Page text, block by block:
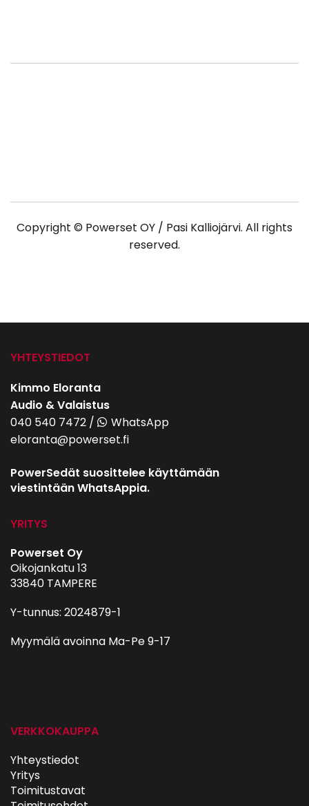
Copyright © Powerset OY / Pasi Kalliojärvi. All rights
reserved.
YHTEYSTIEDOT
Kimmo Eloranta
Audio & Valaistus
040 540 7472 /
WhatsApp
eloranta@powerset.fi
PowerSedät suosittelee käyttämään
viestintään WhatsAppia.
YRITYS
Powerset Oy
Oikojankatu 13
33840 TAMPERE
Y-tunnus: 2024879-1
Myymälä avoinna Ma-Pe 9-17
VERKKOKAUPPA
Yhteystiedot
Yritys
Toimitustavat